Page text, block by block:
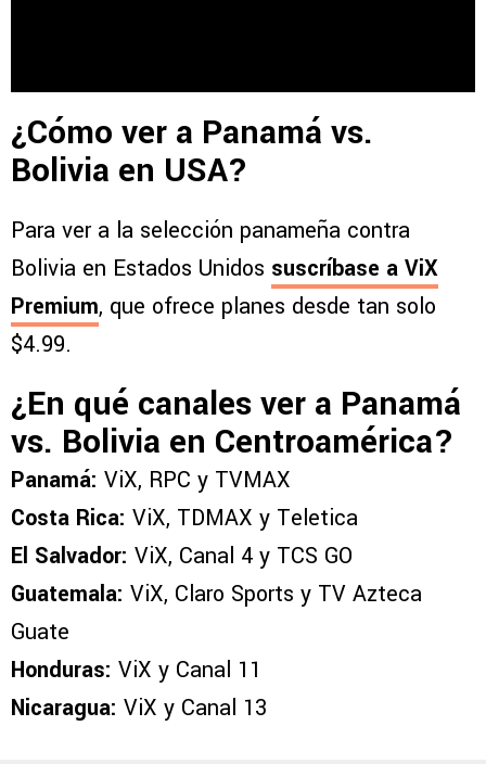
¿Cómo ver a Panamá vs.
Bolivia en USA?
Para ver a la selección panameña contra
Bolivia en Estados Unidos suscríbase a ViX
Premium, que ofrece planes desde tan solo
$4.99.
¿En qué canales ver a Panamá
vs. Bolivia en Centroamérica?
Panamá: ViX, RPC y TVMAX
Costa Rica: ViX, TDMAX y Teletica
El Salvador: ViX, Canal 4 y TCS GO
Guatemala: ViX, Claro Sports y TV Azteca
Guate
Honduras: ViX y Canal 11
Nicaragua: ViX y Canal 13